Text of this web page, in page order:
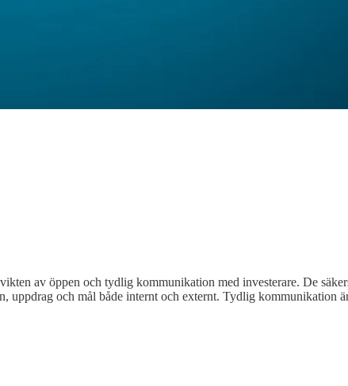
av öppen och tydlig kommunikation med investerare. De
och mål både internt och externt. Tydlig kommunikation